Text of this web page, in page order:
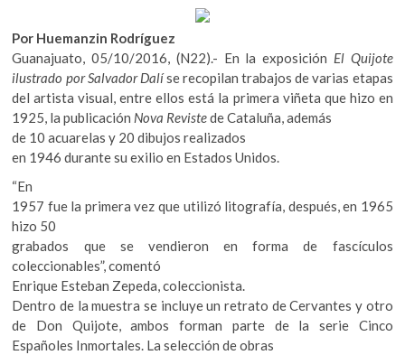
Por Huemanzin Rodríguez
Guanajuato, 05/10/2016, (N22).- En la exposición El Quijote
ilustrado por Salvador Dalíse recopilan trabajos de varias etapas
del artista visual, entre ellos está la primera viñeta que hizo en
1925, la publicación Nova Revistede Cataluña, además
de 10 acuarelas y 20 dibujos realizados
en 1946 durante su exilio en Estados Unidos.
“En
1957 fue la primera vez que utilizó litografía, después, en 1965
hizo 50
grabados que se vendieron en forma de fascículos
coleccionables”, comentó
Enrique Esteban Zepeda, coleccionista.
Dentro de la muestra se incluye un retrato de Cervantes y otro
de Don Quijote, ambos forman parte de la serie Cinco
Españoles Inmortales. La selección de obras